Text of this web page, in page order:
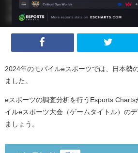
2024年のモバイルeスポーツでは、日本勢
ました。
eスポーツの調査分析を行うEsports
イルeスポーツ大会（ゲームタイトル）の
ましょう。